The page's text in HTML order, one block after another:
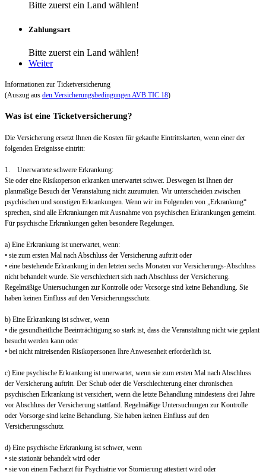
Bitte zuerst ein Land wählen!
Zahlungsart
Bitte zuerst ein Land wählen!
Weiter
Informationen zur Ticketversicherung
(Auszug aus den Versicherungsbedingungen AVB TIC 18)
Was ist eine Ticketversicherung?
Die Versicherung ersetzt Ihnen die Kosten für gekaufte Eintrittskarten, wenn einer der
folgenden Ereignisse eintritt:
1. Unerwartete schwere Erkrankung:
Sie oder eine Risikoperson erkranken unerwartet schwer. Deswegen ist Ihnen der
planmäßige Besuch der Veranstaltung nicht zuzumuten. Wir unterscheiden zwischen
psychischen und sonstigen Erkrankungen. Wenn wir im Folgenden von „Erkrankung“
sprechen, sind alle Erkrankungen mit Ausnahme von psychischen Erkrankungen gemeint.
Für psychische Erkrankungen gelten besondere Regelungen.
a) Eine Erkrankung ist unerwartet, wenn:
• sie zum ersten Mal nach Abschluss der Versicherung auftritt oder
• eine bestehende Erkrankung in den letzten sechs Monaten vor Versicherungs-Abschluss
nicht behandelt wurde. Sie verschlechtert sich nach Abschluss der Versicherung.
Regelmäßige Untersuchungen zur Kontrolle oder Vorsorge sind keine Behandlung. Sie
haben keinen Einfluss auf den Versicherungsschutz.
b) Eine Erkrankung ist schwer, wenn
• die gesundheitliche Beeinträchtigung so stark ist, dass die Veranstaltung nicht wie geplant
besucht werden kann oder
• bei nicht mitreisenden Risikopersonen Ihre Anwesenheit erforderlich ist.
c) Eine psychische Erkrankung ist unerwartet, wenn sie zum ersten Mal nach Abschluss
der Versicherung auftritt. Der Schub oder die Verschlechterung einer chronischen
psychischen Erkrankung ist versichert, wenn die letzte Behandlung mindestens drei Jahre
vor Abschluss der Versicherung stattfand. Regelmäßige Untersuchungen zur Kontrolle
oder Vorsorge sind keine Behandlung. Sie haben keinen Einfluss auf den
Versicherungsschutz.
d) Eine psychische Erkrankung ist schwer, wenn
• sie stationär behandelt wird oder
• sie von einem Facharzt für Psychiatrie vor Stornierung attestiert wird oder